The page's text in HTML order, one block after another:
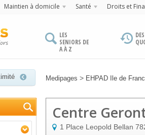
Maintien à domicile Santé Droits et
LES
SENIORS DE
A À Z
Medipages > EHPAD Ile de
Centre
1 Place Leopold Bellan